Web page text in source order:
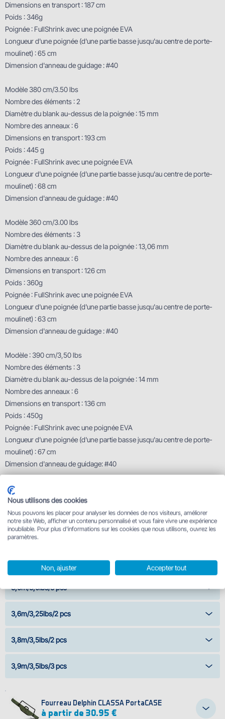
Dimensions en transport : 187 cm
Poids : 346g
Poignée : FullShrink avec une poignée EVA
Longueur d'une poignée (d'une partie basse jusqu'au centre de porte-
moulinet) : 65 cm
Dimension d'anneau de guidage : #40
Modèle 380 cm/3.50 lbs
Nombre des éléments : 2
Diamètre du blank au-dessus de la poignée : 15 mm
Nombre des anneaux : 6
Dimensions en transport : 193 cm
Poids : 445 g
Poignée : FullShrink avec une poignée EVA
Longueur d'une poignée (d'une partie basse jusqu'au centre de porte-
moulinet) : 68 cm
Dimension d'anneau de guidage : #40
Modèle 360 cm/3.00 lbs
Nombre des éléments : 3
Diamètre du blank au-dessus de la poignée : 13,06 mm
Nombre des anneaux : 6
Dimensions en transport : 126 cm
Poids : 360g
Poignée : FullShrink avec une poignée EVA
Longueur d'une poignée (d'une partie basse jusqu'au centre de porte-
moulinet) : 63 cm
Dimension d'anneau de guidage : #40
Modèle : 390 cm/3,50 lbs
Nombre des éléments : 3
Diamètre du blank au-dessus de la poignée : 14 mm
Nombre des anneaux : 6
Dimensions en transport : 136 cm
Poids : 450g
Poignée : FullShrink avec une poignée EVA
Longueur d'une poignée (d'une partie basse jusqu'au centre de porte-
moulinet) : 67 cm
Dimension d'anneau de guidage: #40
Caractéristiques techniques
2,7m/2,75lbs/2 pcs
3,0m/3,0lbs/2 pcs
3,6m/3,0lbs/2 pcs
3,6m/3,0lbs/3 pcs
3,6m/3,25lbs/2 pcs
3,8m/3,5lbs/2 pcs
3,9m/3,5lbs/3 pcs
Fourreau Delphin CLASSA PortaCASE
à partir de 30.95 €
Nous utilisons des cookies
Nous pouvons les placer pour analyser les données de nos visiteurs, améliorer
notre site Web, afficher un contenu personnalisé et vous faire vivre une expérience
inoubliable. Pour plus d'informations sur les cookies que nous utilisons, ouvrez les
paramètres.
Non, ajuster Accepter tout